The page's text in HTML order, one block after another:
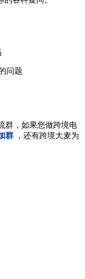
问题
群，如果您做跨境电
群
，还有跨境大麦为